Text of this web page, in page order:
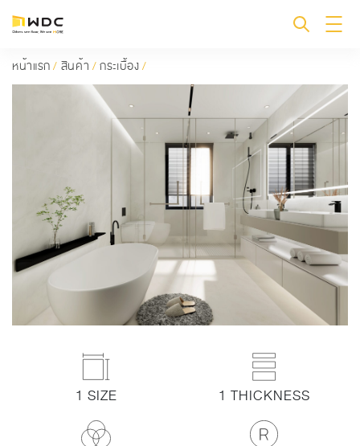
หน้าแรก/ สินค้า /กระเบื้อง/
1 SIZE 1 THICKNESS